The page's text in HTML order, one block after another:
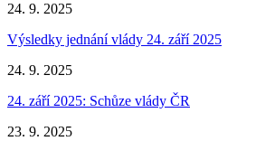
24. 9. 2025
Výsledky jednání vlády 24. září 2025
24. 9. 2025
24. září 2025: Schůze vlády ČR
23. 9. 2025